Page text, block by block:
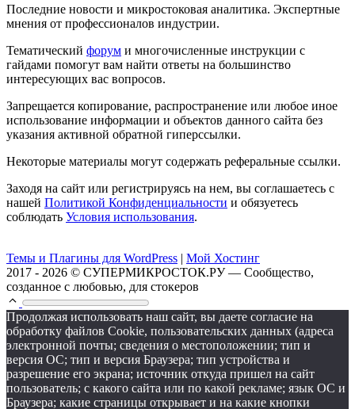
Последние новости и микростоковая аналитика. Экспертные
мнения от профессионалов индустрии.
Тематический форум и многочисленные инструкции с
гайдами помогут вам найти ответы на большинство
интересующих вас вопросов.
Запрещается копирование, распространение или любое иное
использование информации и объектов данного сайта без
указания активной обратной гиперссылки.
Некоторые материалы могут содержать реферальные ссылки.
Заходя на сайт или регистрируясь на нем, вы соглашаетесь с
нашей Политикой Конфиденциальности и обязуетесь
соблюдать Условия использования.
Темы и Плагины для WordPress | Мой Хостинг
2017 - 2026 © СУПЕРМИКРОСТОК.РУ — Сообщество,
созданное с любовью, для стокеров
Продолжая использовать наш сайт, вы даете согласие на
обработку файлов Cookie, пользовательских данных (адреса
электронной почты; сведения о местоположении; тип и
версия ОС; тип и версия Браузера; тип устройства и
разрешение его экрана; источник откуда пришел на сайт
пользователь; с какого сайта или по какой рекламе; язык ОС и
Браузера; какие страницы открывает и на какие кнопки